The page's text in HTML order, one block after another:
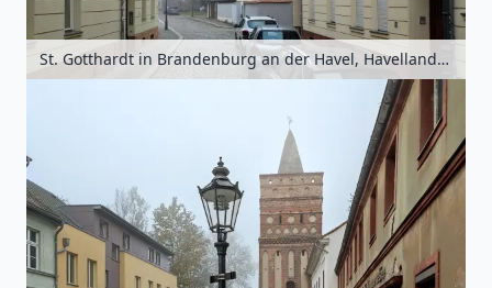
St. Gotthardt in Brandenburg an der Havel, Havelland, Brandenburg, Deutschland